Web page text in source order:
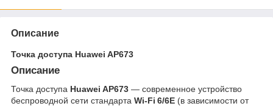
Описание
Точка доступа Huawei AP673
Описание
Точка доступа Huawei AP673 — современное устройство
беспроводной сети стандарта Wi‑Fi 6/6E (в зависимости от